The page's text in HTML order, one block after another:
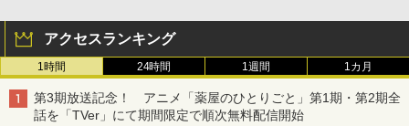
アクセスランキング
1時間 24時間 1週間 1カ月
第3期放送記念！ アニメ「薬屋のひとりごと」第1期・第2期全
話を「TVer」にて期間限定で順次無料配信開始